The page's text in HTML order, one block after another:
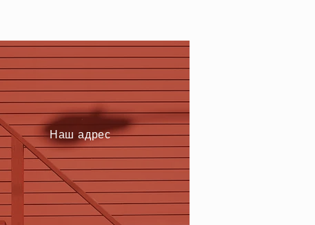
Наш адрес